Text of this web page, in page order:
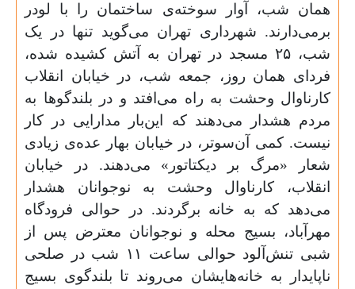
همان شب، آوار سوخته‌ی ساختمان را با لودر
برمی‌دارند. شهرداری تهران می‌گوید تنها در یک
شب،۲۵ مسجد در تهران به آتش کشیده شده،
فردای همان روز، جمعه شب، در خیابان انقلاب
کارناوال وحشت به راه می‌افتد و در بلندگوها به
مردم هشدار می‌دهند که این‌بار مدارایی در کار
نیست. کمی آن‌سوتر، در خیابان بهار عده‌ی‌ زیادی
شعار «مرگ بر دیکتاتور» می‌دهند. در خیابان
انقلاب، کارناوال وحشت به نوجوانان هشدار
می‌دهد که به خانه برگردند. در حوالی فرودگاه
مهرآباد، بسیج محله و نوجوانان معترض پس از
شبی تنش‌آلود حوالی ساعت
۱۱ شب در صلحی
ناپایدار به خانه‌هایشان می‌روند تا بلندگوی بسیج